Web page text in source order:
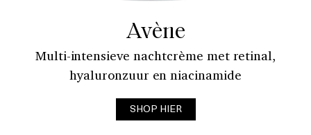
Avène
Multi-intensieve nachtcrème met retinal,
hyaluronzuur en niacinamide
SHOP HIER